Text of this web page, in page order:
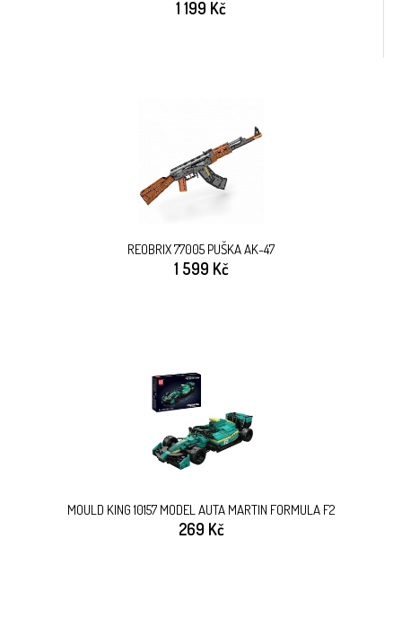
1 199 Kč
REOBRIX 77005 PUŠKA AK-47
1 599 Kč
MOULD KING 10157 MODEL AUTA MARTIN FORMULA F2
269 Kč